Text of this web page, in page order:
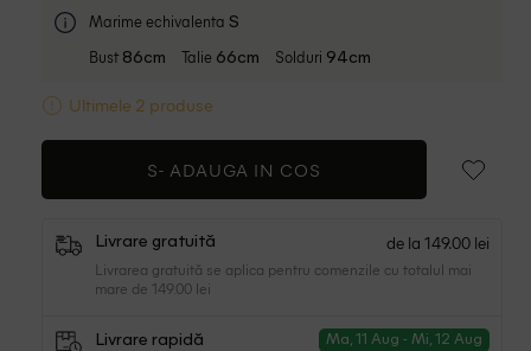
Marime echivalenta S
Bust 86cm Talie 66cm Solduri 94cm
Ultimele 2 produse
S- ADAUGA IN COS
Livrare gratuită de la 149.00 lei
Livrarea gratuită se aplica pentru comenzile cu totalul mai
mare de 149.00 lei
Livrare rapidă Ma, 11 Aug - Mi, 12 Aug